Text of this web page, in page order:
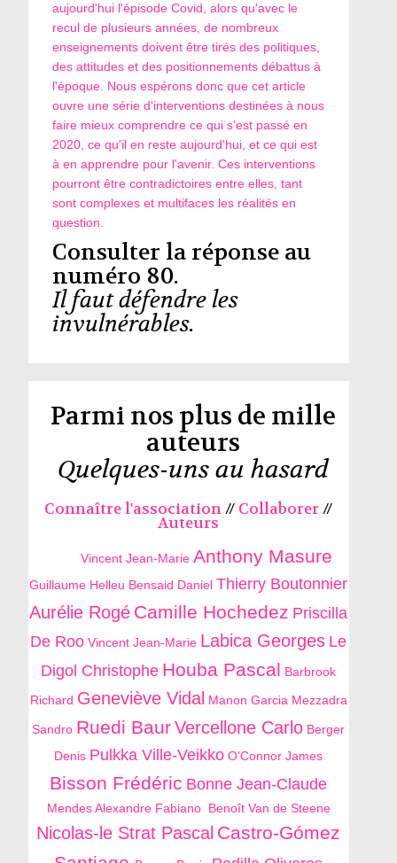
aujourd'hui l'épisode Covid, alors qu'avec le
recul de plusieurs années, de nombreux
enseignements doivent être tirés des politiques,
des attitudes et des positionnements débattus à
l'époque. Nous espérons donc que cet article
ouvre une série d'interventions destinées à nous
faire mieux comprendre ce qui s'est passé en
2020, ce qu'il en reste aujourd'hui, et ce qui est
à en apprendre pour l'avenir. Ces interventions
pourront être contradictoires entre elles, tant
sont complexes et multifaces les réalités en
question.
Consulter la réponse au
numéro 80.
Il faut défendre les
invulnérables.
Parmi nos plus de mille
auteurs
Quelques-uns au hasard
Connaître l'association// Collaborer//
Auteurs
Vincent Jean-Marie Anthony Masure
Guillaume Helleu Bensaid Daniel Thierry Boutonnier
Aurélie Rogé Camille Hochedez Priscilla
De Roo Vincent Jean-Marie Labica Georges Le
Digol Christophe Houba Pascal Barbrook
Richard Geneviève Vidal Manon Garcia Mezzadra
Sandro Ruedi BaurVercellone Carlo Berger
Denis Pulkka Ville-Veikko O'Connor James
Bisson Frédéric Bonne Jean-Claude
Mendes Alexandre Fabiano Benoît Van de Steene
Nicolas-le Strat Pascal Castro-Gómez